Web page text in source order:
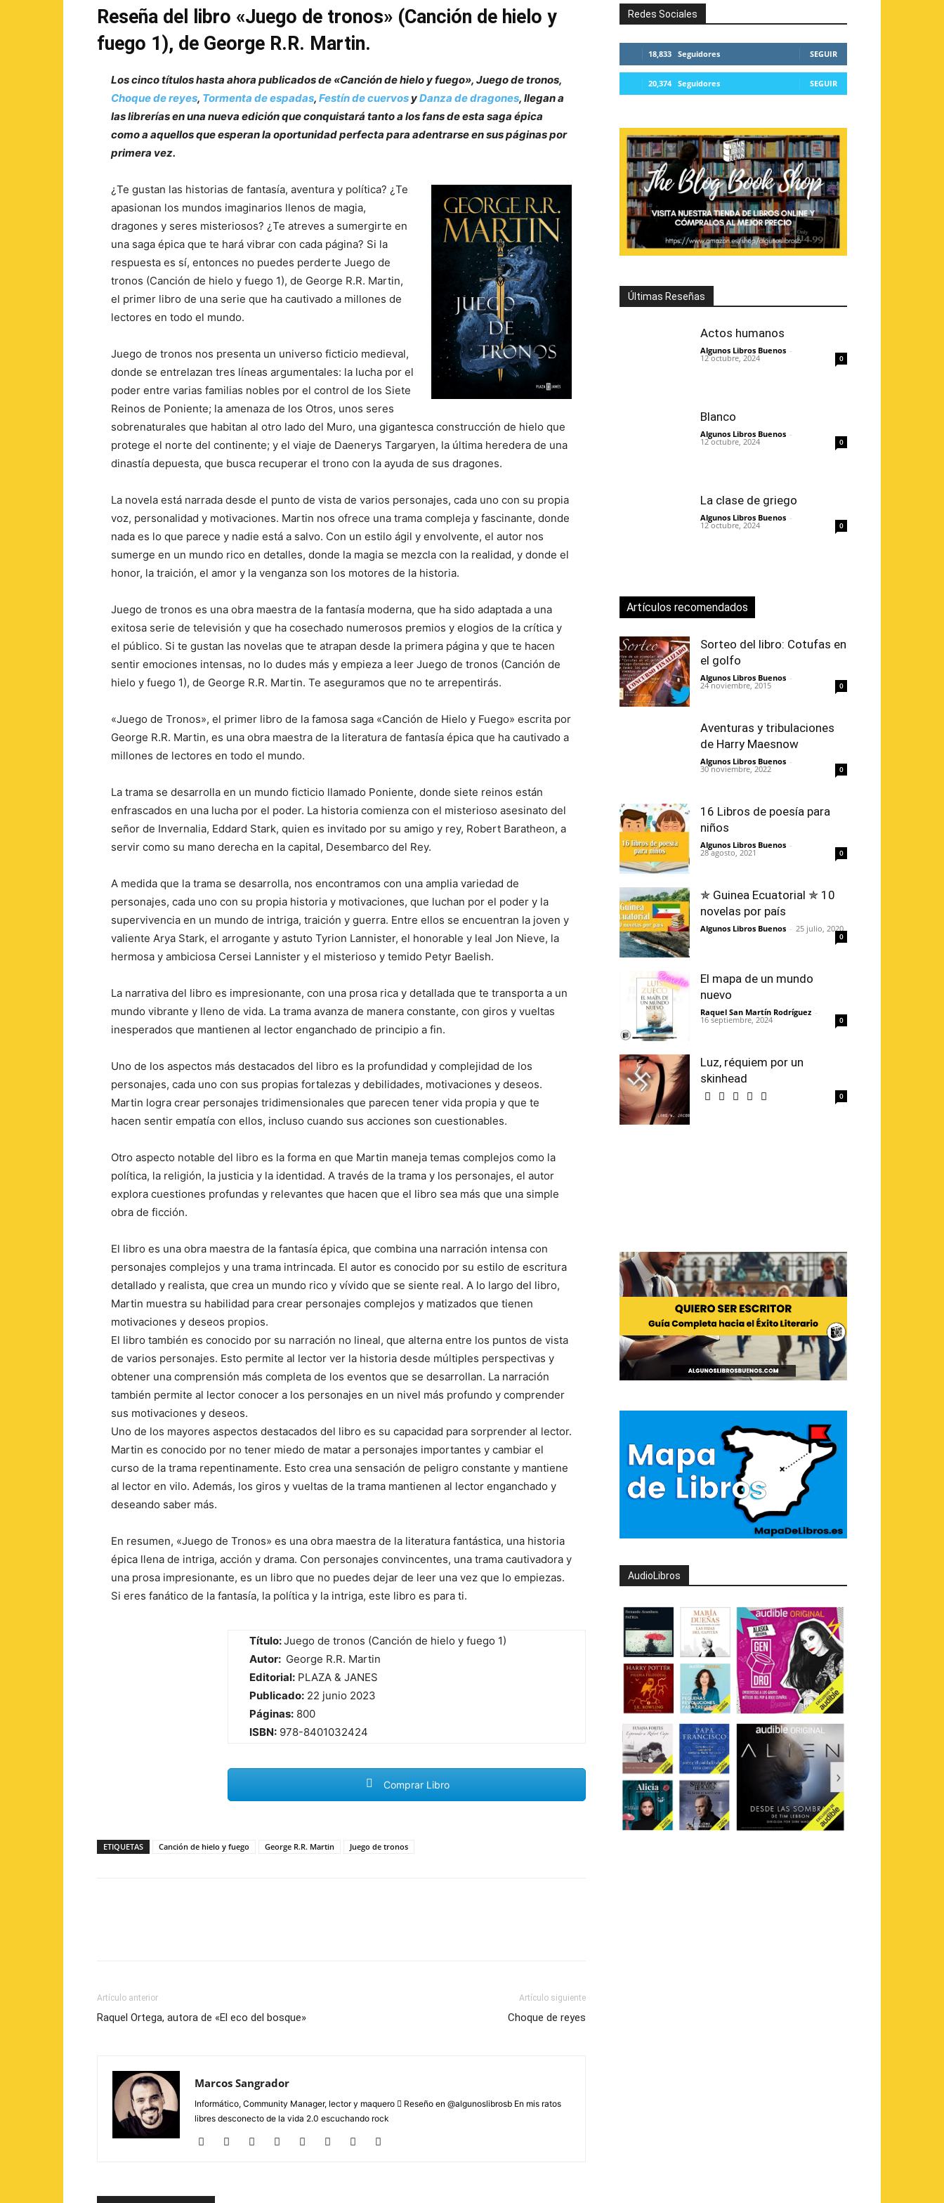
Reseña del libro «Juego de tronos» (Canción de hielo y
fuego 1), de George R.R. Martin.
Los cinco títulos hasta ahora publicados de «Canción de hielo y fuego», Juego de tronos,
Choque de reyes, Tormenta de espadas, Festín de cuervos yDanza de dragones, llegan a
las librerías en una nueva edición que conquistará tanto a los fans de esta saga épica
como a aquellos que esperan la oportunidad perfecta para adentrarse en sus páginas por
primera vez.
¿Te gustan las historias de fantasía, aventura y política? ¿Te
apasionan los mundos imaginarios llenos de magia,
dragones y seres misteriosos? ¿Te atreves a sumergirte en
una saga épica que te hará vibrar con cada página? Si la
respuesta es sí, entonces no puedes perderte Juego de
tronos (Canción de hielo y fuego 1), de George R.R. Martin,
el primer libro de una serie que ha cautivado a millones de
lectores en todo el mundo.
Juego de tronos nos presenta un universo ficticio medieval,
donde se entrelazan tres líneas argumentales: la lucha por el
poder entre varias familias nobles por el control de los Siete
Reinos de Poniente; la amenaza de los Otros, unos seres
sobrenaturales que habitan al otro lado del Muro, una gigantesca construcción de hielo que
protege el norte del continente; y el viaje de Daenerys Targaryen, la última heredera de una
dinastía depuesta, que busca recuperar el trono con la ayuda de sus dragones.
La novela está narrada desde el punto de vista de varios personajes, cada uno con su propia
voz, personalidad y motivaciones. Martin nos ofrece una trama compleja y fascinante, donde
nada es lo que parece y nadie está a salvo. Con un estilo ágil y envolvente, el autor nos
sumerge en un mundo rico en detalles, donde la magia se mezcla con la realidad, y donde el
honor, la traición, el amor y la venganza son los motores de la historia.
Juego de tronos es una obra maestra de la fantasía moderna, que ha sido adaptada a una
exitosa serie de televisión y que ha cosechado numerosos premios y elogios de la crítica y
el público. Si te gustan las novelas que te atrapan desde la primera página y que te hacen
sentir emociones intensas, no lo dudes más y empieza a leer Juego de tronos (Canción de
hielo y fuego 1), de George R.R. Martin. Te aseguramos que no te arrepentirás.
«Juego de Tronos», el primer libro de la famosa saga «Canción de Hielo y Fuego» escrita por
George R.R. Martin, es una obra maestra de la literatura de fantasía épica que ha cautivado a
millones de lectores en todo el mundo.
La trama se desarrolla en un mundo ficticio llamado Poniente, donde siete reinos están
enfrascados en una lucha por el poder. La historia comienza con el misterioso asesinato del
señor de Invernalia, Eddard Stark, quien es invitado por su amigo y rey, Robert Baratheon, a
servir como su mano derecha en la capital, Desembarco del Rey.
A medida que la trama se desarrolla, nos encontramos con una amplia variedad de
personajes, cada uno con su propia historia y motivaciones, que luchan por el poder y la
supervivencia en un mundo de intriga, traición y guerra. Entre ellos se encuentran la joven y
valiente Arya Stark, el arrogante y astuto Tyrion Lannister, el honorable y leal Jon Nieve, la
hermosa y ambiciosa Cersei Lannister y el misterioso y temido Petyr Baelish.
La narrativa del libro es impresionante, con una prosa rica y detallada que te transporta a un
mundo vibrante y lleno de vida. La trama avanza de manera constante, con giros y vueltas
inesperados que mantienen al lector enganchado de principio a fin.
Uno de los aspectos más destacados del libro es la profundidad y complejidad de los
personajes, cada uno con sus propias fortalezas y debilidades, motivaciones y deseos.
Martin logra crear personajes tridimensionales que parecen tener vida propia y que te
hacen sentir empatía con ellos, incluso cuando sus acciones son cuestionables.
Otro aspecto notable del libro es la forma en que Martin maneja temas complejos como la
política, la religión, la justicia y la identidad. A través de la trama y los personajes, el autor
explora cuestiones profundas y relevantes que hacen que el libro sea más que una simple
obra de ficción.
El libro es una obra maestra de la fantasía épica, que combina una narración intensa con
personajes complejos y una trama intrincada. El autor es conocido por su estilo de escritura
detallado y realista, que crea un mundo rico y vívido que se siente real. A lo largo del libro,
Martin muestra su habilidad para crear personajes complejos y matizados que tienen
motivaciones y deseos propios.
El libro también es conocido por su narración no lineal, que alterna entre los puntos de vista
de varios personajes. Esto permite al lector ver la historia desde múltiples perspectivas y
obtener una comprensión más completa de los eventos que se desarrollan. La narración
también permite al lector conocer a los personajes en un nivel más profundo y comprender
sus motivaciones y deseos.
Uno de los mayores aspectos destacados del libro es su capacidad para sorprender al lector.
Martin es conocido por no tener miedo de matar a personajes importantes y cambiar el
curso de la trama repentinamente. Esto crea una sensación de peligro constante y mantiene
al lector en vilo. Además, los giros y vueltas de la trama mantienen al lector enganchado y
deseando saber más.
En resumen, «Juego de Tronos» es una obra maestra de la literatura fantástica, una historia
épica llena de intriga, acción y drama. Con personajes convincentes, una trama cautivadora y
una prosa impresionante, es un libro que no puedes dejar de leer una vez que lo empiezas.
Si eres fanático de la fantasía, la política y la intriga, este libro es para ti.
Título:Juego de tronos (Canción de hielo y fuego 1)
Autor: George R.R. Martin
Editorial: PLAZA & JANES
Publicado: 22 junio 2023
Páginas: 800
ISBN: 978-8401032424
Comprar Libro
ETIQUETAS Canción de hielo y fuego George R.R. Martin Juego de tronos
Artículo anterior
Raquel Ortega, autora de «El eco del bosque»
Artículo siguiente
Choque de reyes
Marcos Sangrador
Informático, Community Manager, lector y maquero  Reseño en @algunoslibrosb En mis ratos
libres desconecto de la vida 2.0 escuchando rock
Redes Sociales
18,833 Seguidores SEGUIR
20,374 Seguidores SEGUIR
Últimas Reseñas
Actos humanos
Algunos Libros Buenos -
12 octubre, 2024 0
Blanco
Algunos Libros Buenos -
12 octubre, 2024 0
La clase de griego
Algunos Libros Buenos -
12 octubre, 2024 0
Artículos recomendados
Sorteo del libro: Cotufas en
el golfo
Algunos Libros Buenos -
24 noviembre, 2015 0
Aventuras y tribulaciones
de Harry Maesnow
Algunos Libros Buenos -
30 noviembre, 2022 0
16 Libros de poesía para
niños
Algunos Libros Buenos -
28 agosto, 2021 0
✯ Guinea Ecuatorial ✯ 10
novelas por país
Algunos Libros Buenos - 25 julio, 2020
0
El mapa de un mundo
nuevo
Raquel San Martín Rodríguez -
16 septiembre, 2024 0
Luz, réquiem por un
skinhead
0
AudioLibros